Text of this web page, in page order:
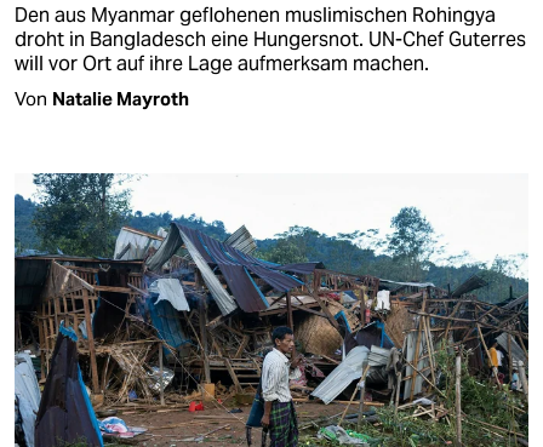
Den aus Myanmar geflohenen muslimischen Rohingya
droht in Bangladesch eine Hungersnot. UN-Chef Guterres
will vor Ort auf ihre Lage aufmerksam machen.
Von Natalie Mayroth